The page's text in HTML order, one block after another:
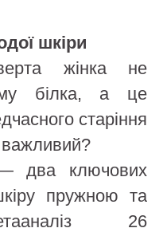
шкіри
жінка не
білка, а це
старіння
важливий?
два ключових
пружною та
26